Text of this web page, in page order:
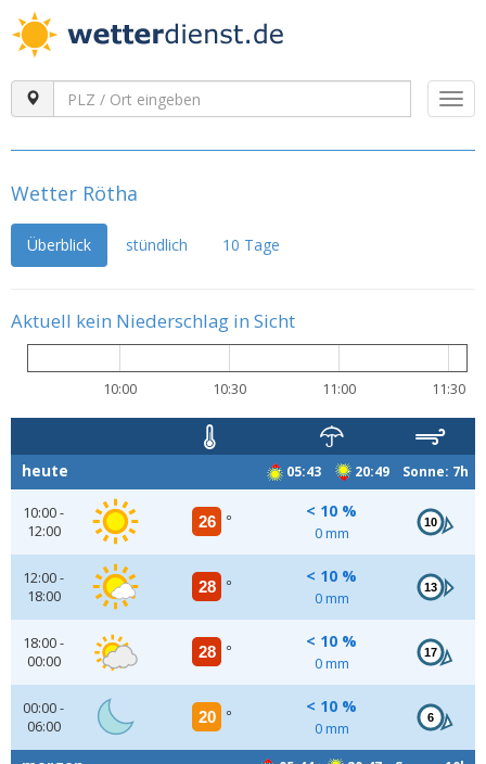
Wetter Rötha
Überblick stündlich 10 Tage
Aktuell kein Niederschlag in Sicht
10:00 10:30 11:00 11:30
05:43 20:49 Sonne: 7h
heute
10:00 -
12:00
26 °
< 10 %
0 mm
10
12:00 -
18:00
28 °
< 10 %
0 mm
13
18:00 -
00:00
28 °
< 10 %
0 mm
17
00:00 -
06:00
20 °
< 10 %
0 mm
6